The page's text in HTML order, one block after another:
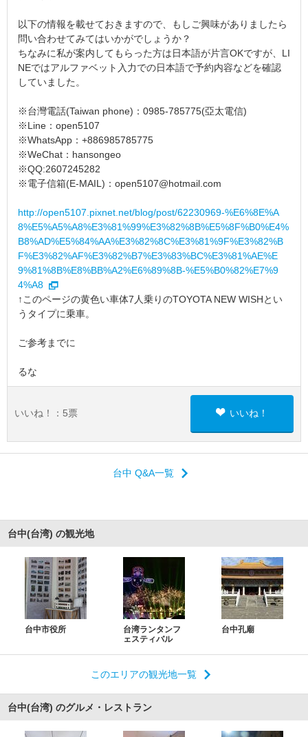
以下の情報を載せておきますので、もしご興味がありましたら
問い合わせてみてはいかがでしょうか？
ちなみに私が案内してもらった方は日本語が片言OKですが、LI
NEではアルファベット入力での日本語で予約内容などを確認
していました。
※台灣電話(Taiwan phone)：0985-785775(亞太電信)
※Line：open5107
※WhatsApp：+886985785775
※WeChat：hansongeo
※QQ:2607245282
※電子信箱(E-MAIL)：open5107@hotmail.com
http://open5107.pixnet.net/blog/post/62230969-%E6%8E%A
8%E5%A5%A8%E3%81%99%E3%82%8B%E5%8F%B0%E4%
B8%AD%E5%84%AA%E3%82%8C%E3%81%9F%E3%82%B
F%E3%82%AF%E3%82%B7%E3%83%BC%E3%81%AE%E
9%81%8B%E8%BB%A2%E6%89%8B-%E5%B0%82%E7%9
4%A8
↑このページの黄色い車体7人乗りのTOYOTA NEW WISHとい
うタイプに乗車。
ご参考までに
るな
いいね！： 5票 いいね！
台中 Q&A一覧
台中(台湾) の観光地
台中市役所
台湾ランタンフ
ェスティバル
台中孔廟
このエリアの観光地一覧
台中(台湾) のグルメ・レストラン